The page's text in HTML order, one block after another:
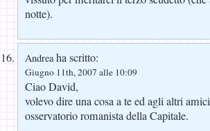
notte).
Andreaha scritto:
Giugno 11th, 2007 alle 10:09
Ciao David,
volevo dire una cosa a te ed agli altri
osservatorio romanista della Capitale.